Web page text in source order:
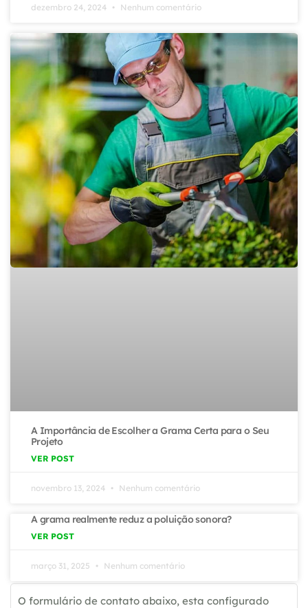
dezembro 24, 2024 Nenhum comentário
A Importância de Escolher a Grama Certa para o Seu
Projeto
VER POST
novembro 13, 2024 Nenhum comentário
A grama realmente reduz a poluição sonora?
VER POST
março 31, 2025 Nenhum comentário
O formulário de contato abaixo, esta configurado